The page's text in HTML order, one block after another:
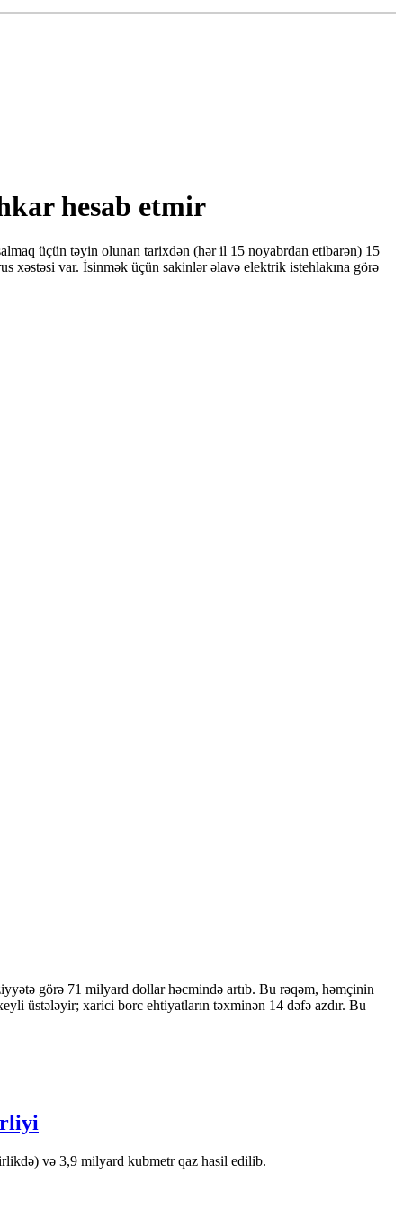
hesab etmir
üçün təyin olunan tarixdən (hər il 15 noyabrdan etibarən) 15
xəstəsi var. İsinmək üçün sakinlər əlavə elektrik istehlakına görə
görə 71 milyard dollar həcmində artıb. Bu rəqəm, həmçinin
üstələyir; xarici borc ehtiyatların təxminən 14 dəfə azdır. Bu
və 3,9 milyard kubmetr qaz hasil edilib.